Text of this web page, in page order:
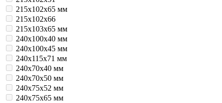
215х102х65 мм
215х102х66
215х103х65 мм
240x100x40 мм
240x100x45 мм
240x115x71 мм
240x70x40 мм
240x70x50 мм
240x75x52 мм
240x75x65 мм